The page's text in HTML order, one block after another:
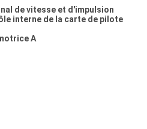
de vitesse et d'impulsion
interne de la carte de pilote
A